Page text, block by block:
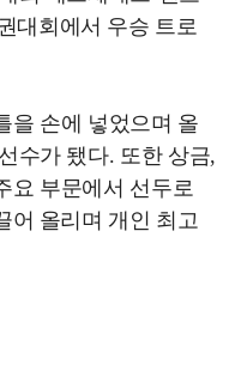
대회에서 우승 트로
을 손에 넣었으며 올
수가 됐다. 또한 상금,
요 부문에서 선두로
어 올리며 개인 최고